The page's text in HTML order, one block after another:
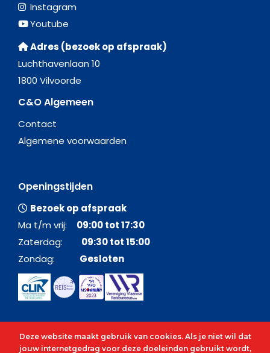
Instagram
Youtube
Adres (bezoek op afspraak)
Luchthavenlaan 10
1800 Vilvoorde
C&O Algemeen
Contact
Algemene voorwaarden
Openingstijden
Bezoek op afspraak
Ma t/m vrij: 09:00 tot 17:30
Zaterdag: 09:30 tot 15:00
Zondag: Gesloten
Deze website maakt gebruik van cookies. Als je niet wil dat
jouw internetgedrag voor deze doeleinden gebruikt wordt,